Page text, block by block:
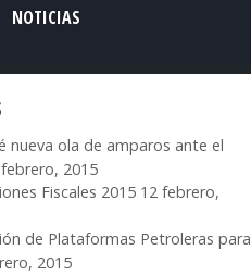
NOTICIAS
nueva ola de amparos ante el
2015
Fiscales 2015 12 febrero,
de Plataformas Petroleras para
2015